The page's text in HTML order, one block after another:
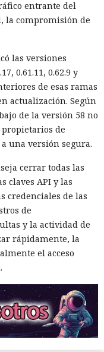
entrante del
la compromisión de
las versiones
0.61.11, 0.62.9 y
de esas ramas
actualización. Según
de la versión 58 no
de
una versión segura.
cerrar todas las
claves API y las
credenciales de las
de
y la actividad de
rápidamente, la
el acceso